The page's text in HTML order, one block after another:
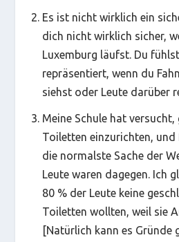
Es ist nicht wirklich ein
dich nicht wirklich sicher,
Luxemburg läufst. Du
repräsentiert, wenn du
siehst oder Leute darüber
Meine Schule hat
Toiletten einzurichten,
die normalste Sache der
Leute waren dagegen. Ich
80 % der Leute keine
Toiletten wollten, weil sie
[Natürlich kann es Gründe